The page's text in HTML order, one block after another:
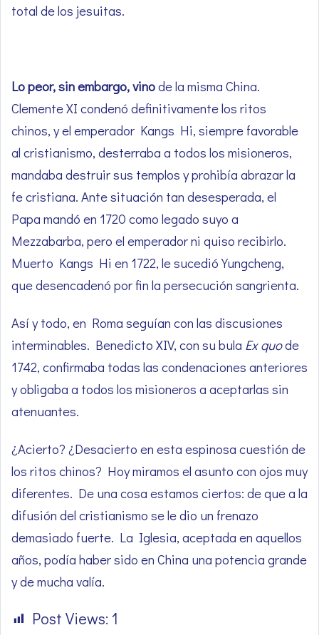
total de los jesuitas.
Lo peor, sin embargo, vinode la misma China.
Clemente XI condenó definitivamente los ritos
chinos, y el emperador Kangs Hi, siempre favorable
al cristianismo, desterraba a todos los misioneros,
mandaba destruir sus templos y prohibía abrazar la
fe cristiana. Ante situación tan desesperada, el
Papa mandó en 1720 como legado suyo a
Mezzabarba, pero el emperador ni quiso recibirlo.
Muerto Kangs Hi en 1722, le sucedió Yungcheng,
que desencadenó por fin la persecución sangrienta.
Así y todo, en Roma seguían con las discusiones
interminables. Benedicto XIV, con su bula Ex quode
1742, confirmaba todas las condenaciones anteriores
y obligaba a todos los misioneros a aceptarlas sin
atenuantes.
¿Acierto? ¿Desacierto en esta espinosa cuestión de
los ritos chinos? Hoy miramos el asunto con ojos muy
diferentes. De una cosa estamos ciertos: de que a la
difusión del cristianismo se le dio un frenazo
demasiado fuerte. La Iglesia, aceptada en aquellos
años, podía haber sido en China una potencia grande
y de mucha valía.
Post Views: 1